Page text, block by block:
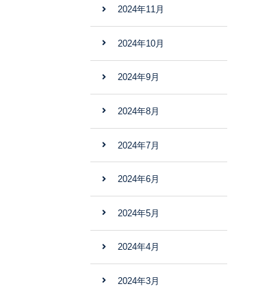
2024年11月
2024年10月
2024年9月
2024年8月
2024年7月
2024年6月
2024年5月
2024年4月
2024年3月